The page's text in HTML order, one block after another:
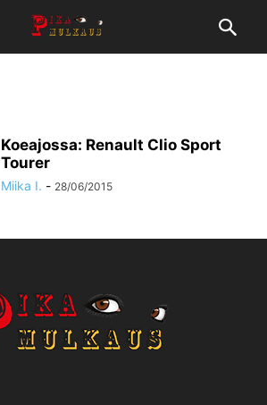
Koeajossa: Renault Clio Sport
Tourer
Miika I. - 28/06/2015